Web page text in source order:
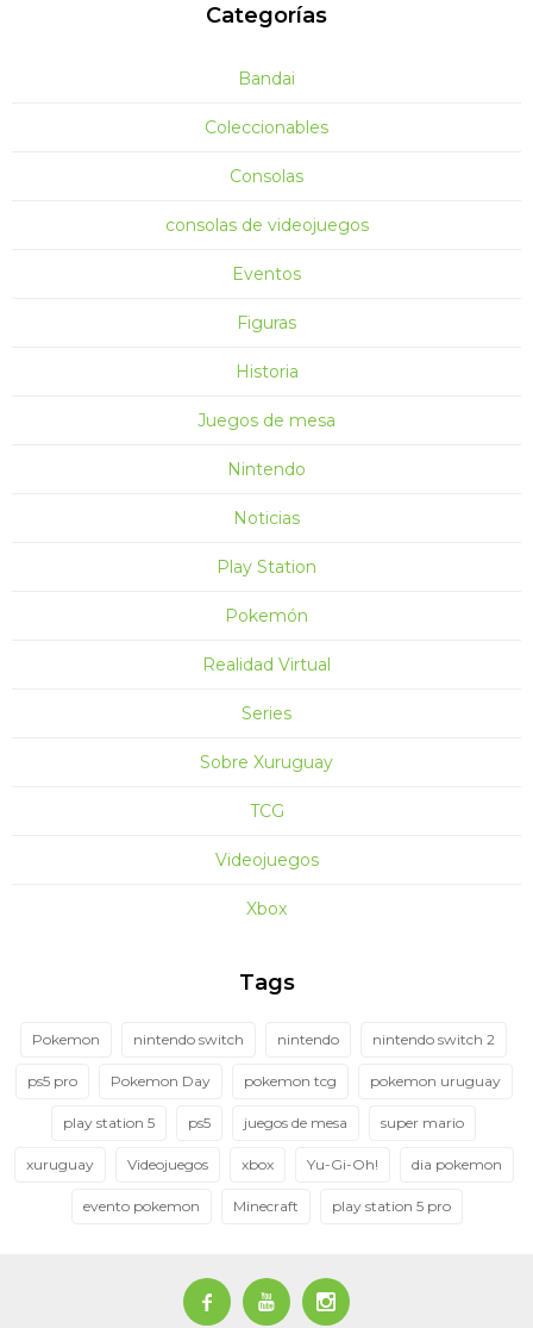
Categorías
Bandai
Coleccionables
Consolas
consolas de videojuegos
Eventos
Figuras
Historia
Juegos de mesa
Nintendo
Noticias
Play Station
Pokemón
Realidad Virtual
Series
Sobre Xuruguay
TCG
Videojuegos
Xbox
Tags
Pokemon nintendo switch nintendo nintendo switch 2
ps5 pro Pokemon Day pokemon tcg pokemon uruguay
play station 5 ps5 juegos de mesa super mario
xuruguay Videojuegos xbox Yu-Gi-Oh! dia pokemon
evento pokemon Minecraft play station 5 pro
  